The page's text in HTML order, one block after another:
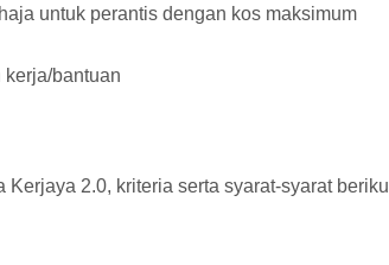
untuk perantis dengan kos maksimum
bantuan
2.0, kriteria serta syarat-syarat